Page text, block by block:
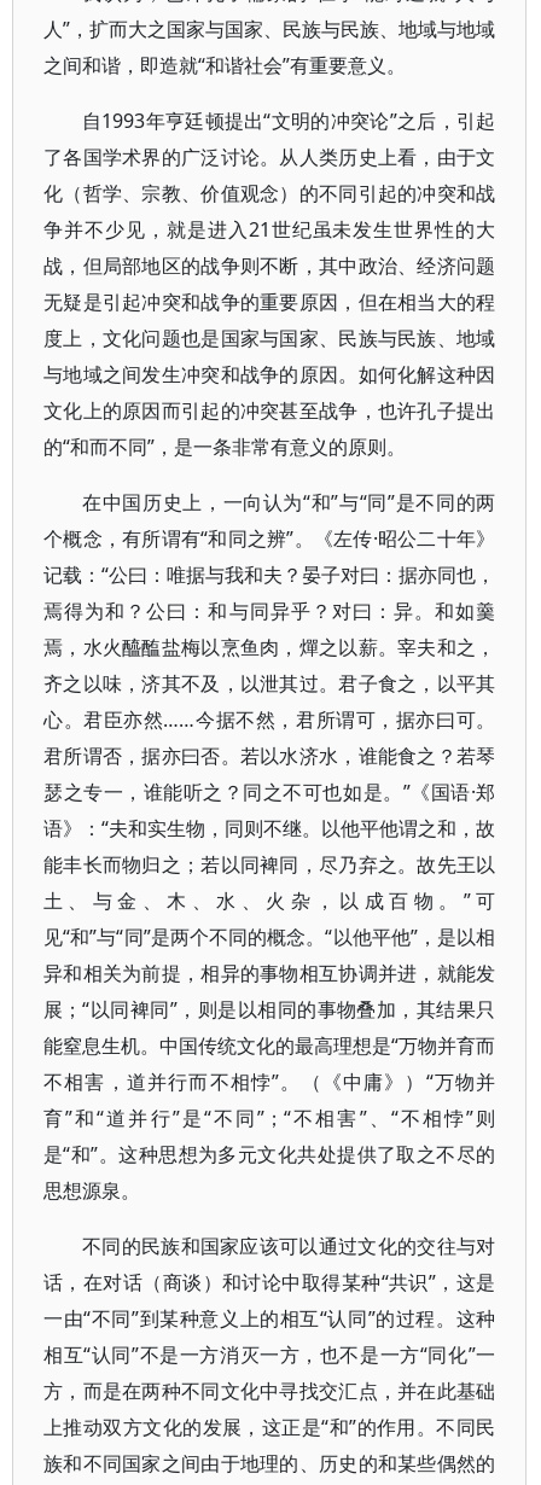
人”，扩而大之国家与国家、民族与民族、地域与地域
之间和谐，即造就“和谐社会”有重要意义。
自1993年亨廷顿提出“文明的冲突论”之后，引起
了各国学术界的广泛讨论。从人类历史上看，由于文
化（哲学、宗教、价值观念）的不同引起的冲突和战
争并不少见，就是进入21世纪虽未发生世界性的大
战，但局部地区的战争则不断，其中政治、经济问题
无疑是引起冲突和战争的重要原因，但在相当大的程
度上，文化问题也是国家与国家、民族与民族、地域
与地域之间发生冲突和战争的原因。如何化解这种因
文化上的原因而引起的冲突甚至战争，也许孔子提出
的“和而不同”，是一条非常有意义的原则。
在中国历史上，一向认为“和”与“同”是不同的两
个概念，有所谓有“和同之辨”。《左传·昭公二十年》
记载：“公曰：唯据与我和夫？晏子对曰：据亦同也，
焉得为和？公曰：和与同异乎？对曰：异。和如羹
焉，水火醯醢盐梅以烹鱼肉，燀之以薪。宰夫和之，
齐之以味，济其不及，以泄其过。君子食之，以平其
心。君臣亦然……今据不然，君所谓可，据亦曰可。
君所谓否，据亦曰否。若以水济水，谁能食之？若琴
瑟之专一，谁能听之？同之不可也如是。”《国语·郑
语》：“夫和实生物，同则不继。以他平他谓之和，故
能丰长而物归之；若以同裨同，尽乃弃之。故先王以
土、与金、木、水、火杂，以成百物。”可
见“和”与“同”是两个不同的概念。“以他平他”，是以相
异和相关为前提，相异的事物相互协调并进，就能发
展；“以同裨同”，则是以相同的事物叠加，其结果只
能窒息生机。中国传统文化的最高理想是“万物并育而
不相害，道并行而不相悖”。（《中庸》）“万物并
育”和“道并行”是“不同”；“不相害”、“不相悖”则
是“和”。这种思想为多元文化共处提供了取之不尽的
思想源泉。
不同的民族和国家应该可以通过文化的交往与对
话，在对话（商谈）和讨论中取得某种“共识”，这是
一由“不同”到某种意义上的相互“认同”的过程。这种
相互“认同”不是一方消灭一方，也不是一方“同化”一
方，而是在两种不同文化中寻找交汇点，并在此基础
上推动双方文化的发展，这正是“和”的作用。不同民
族和不同国家之间由于地理的、历史的和某些偶然的